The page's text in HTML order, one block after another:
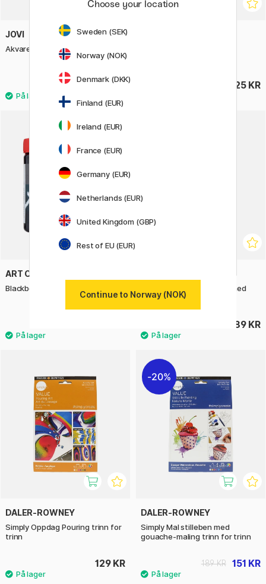
JOVI
Akvarellfarger 12-sett
76 KR
95 KR 125 KR
ART CREATION
Blackboard Paint 250 ml
Simply Maling av planter med
akrylmaling trinn for trinn
189 KR
DALER-ROWNEY
Simply Oppdag Pouring trinn for
trinn
129 KR
20%
DALER-ROWNEY
Simply Mal stilleben med
gouache-maling trinn for trinn
151 KR
189 KR
Choose your location
Sweden (SEK)
Norway (NOK)
Denmark (DKK)
Finland (EUR)
Ireland (EUR)
France (EUR)
Germany (EUR)
Netherlands (EUR)
United Kingdom (GBP)
Rest of EU (EUR)
Continue to Norway (NOK)